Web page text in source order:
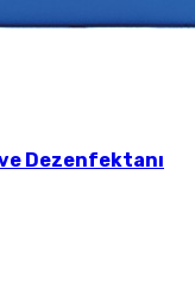
Dezenfektanı